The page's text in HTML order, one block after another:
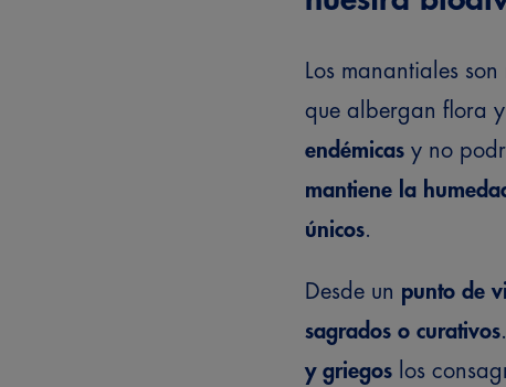
Los manantiales
que albergan flora
endémicas y no
mantiene la
únicos.
Desde un punto de
sagrados o curativos
y griegos los